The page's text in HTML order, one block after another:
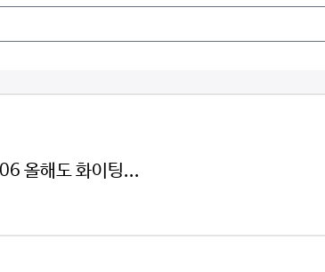
올해도 화이팅...